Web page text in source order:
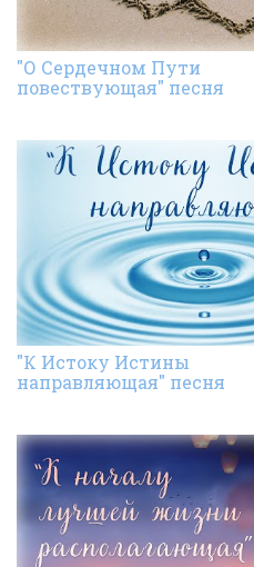
"О Сердечном Пути
повествующая" песня
"К Истоку Истины
направляющая" песня